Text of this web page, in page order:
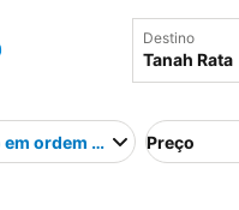
Destino
em ordem crescentePreço